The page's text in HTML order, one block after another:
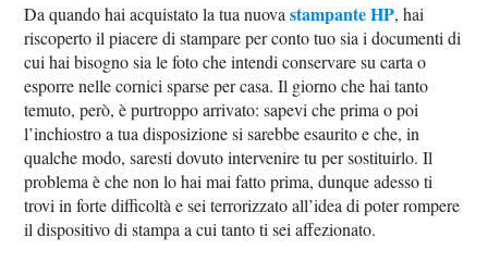
Da quando hai acquistato la tua nuovastampante HP, hai
riscoperto il piacere di stampare per conto tuo sia i documenti di
cui hai bisogno sia le foto che intendi conservare su carta o
esporre nelle cornici sparse per casa. Il giorno che hai tanto
temuto, però, è purtroppo arrivato: sapevi che prima o poi
l’inchiostro a tua disposizione si sarebbe esaurito e che, in
qualche modo, saresti dovuto intervenire tu per sostituirlo. Il
problema è che non lo hai mai fatto prima, dunque adesso ti
trovi in forte difficoltà e sei terrorizzato all’idea di poter rompere
il dispositivo di stampa a cui tanto ti sei affezionato.